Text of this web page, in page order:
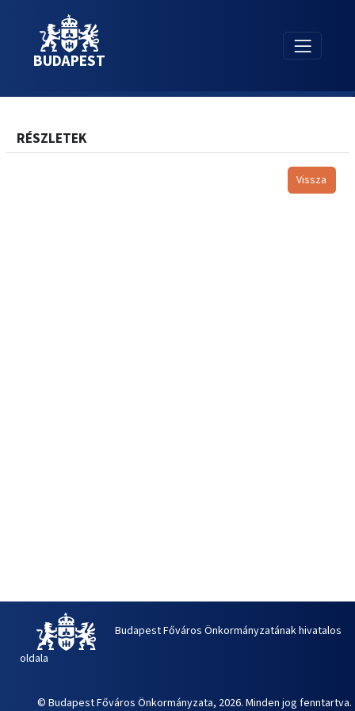
BUDAPEST
RÉSZLETEK
Vissza
Budapest Főváros Önkormányzatának hivatalos
oldala
© Budapest Főváros Önkormányzata, 2026. Minden jog fenntartva.